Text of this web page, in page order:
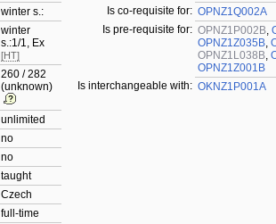
winter s.:
winter
s.:1/1, Ex
[HT]
260 / 282
(unknown)
unlimited
no
no
taught
Czech
full-time
Is co-requisite for: OPNZ1Q002A
Is pre-requisite for: OPNZ1P002B,
OPNZ1Z035B,
OPNZ1L038B,
OPNZ1Z001B
Is interchangeable with: OKNZ1P001A